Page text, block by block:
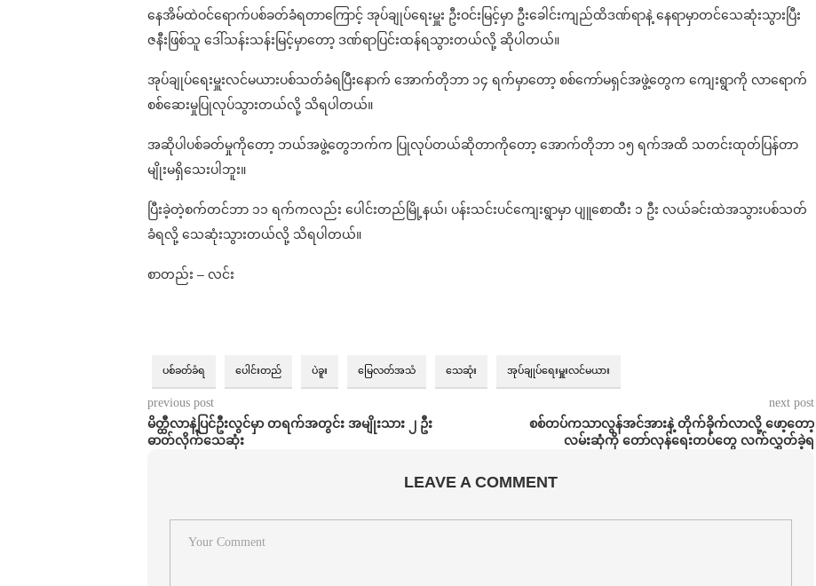
နေအိမ်ထဲဝင်ရောက်ပစ်ခတ်ခံရတာကြောင့် အုပ်ချုပ်ရေးမှူး ဦးဝင်းမြင့်မှာ ဦးခေါင်းကျည်ထိဒဏ်ရာနဲ့ နေရာမှာတင်သေဆုံးသွားပြီး
ဇနီးဖြစ်သူ ဒေါ်သန်းသန်းမြင့်မှာတော့ ဒဏ်ရာပြင်းထန်ရသွားတယ်လို့ ဆိုပါတယ်။
အုပ်ချုပ်ရေးမှူးလင်မယားပစ်သတ်ခံရပြီးနောက် အောက်တိုဘာ ၁၄ ရက်မှာတော့ စစ်ကော်မရှင်အဖွဲ့တွေက ကျေးရွာကို လာရောက်
စစ်ဆေးမှုပြုလုပ်သွားတယ်လို့ သိရပါတယ်။
အဆိုပါပစ်ခတ်မှုကိုတော့ ဘယ်အဖွဲ့တွေဘက်က ပြုလုပ်တယ်ဆိုတာကိုတော့ အောက်တိုဘာ ၁၅ ရက်အထိ သတင်းထုတ်ပြန်တာ
မျိုးမရှိသေးပါဘူး။
ပြီးခဲ့တဲ့စက်တင်ဘာ ၁၁ ရက်ကလည်း ပေါင်းတည်မြို့နယ်၊ ပန်းသင်းပင်ကျေးရွာမှာ ပျူစောထီး ၁ ဦး လယ်ခင်းထဲအသွားပစ်သတ်
ခံရလို့ သေဆုံးသွားတယ်လို့ သိရပါတယ်။
စာတည်း – လင်း
ပစ်ခတ်ခံရ ပေါင်းတည် ပဲခူး မြေလတ်အသံ သေဆုံး အုပ်ချုပ်ရေးမှူးလင်မယား
previous post
မိတ္ထီလာနဲ့ပြင်ဦးလွင်မှာ တရက်အတွင်း အမျိုးသား ၂ ဦး
ဓာတ်လိုက်သေဆုံး
next post
စစ်တပ်ကသာလွန်အင်အားနဲ့ တိုက်ခိုက်လာလို့ ဖော့တော့
လမ်းဆုံကို တော်လှန်ရေးတပ်တွေ လက်လွှတ်ခဲ့ရ
LEAVE A COMMENT